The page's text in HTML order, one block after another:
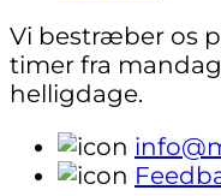
Vi bestræber os
timer fra
helligdage.